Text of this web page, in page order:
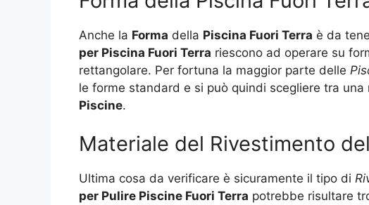
Anche la Forma della Piscina Fuori Terra è da
per Piscina Fuori Terra riescono ad operare su
rettangolare. Per fortuna la maggior parte delle
le forme standard e si può quindi scegliere tra
Piscine.
Materiale del Rivestimento
Ultima cosa da verificare è sicuramente il tipo di
per Pulire Piscine Fuori Terra potrebbe risultare